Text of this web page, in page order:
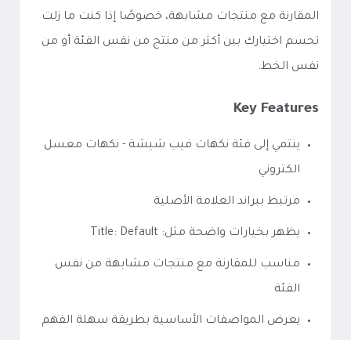
المقارنة مع منتجات مشابهة، خصوصًا إذا كنت ما زلت
تحسم اختيارك بين أكثر من منتج من نفس الفئة أو من
نفس الخط.
Key Features
ينتمي إلى فئة نكهات فيب شيشة - نكهات معسل
الكتروني
مرتبط ببراند العلامة الأصلية
يظهر بخيارات واضحة مثل: Title: Default
مناسب للمقارنة مع منتجات مشابهة من نفس
الفئة
يعرض المواصفات الأساسية بطريقة سهلة الفهم